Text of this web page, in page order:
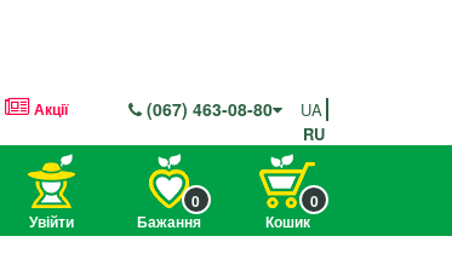
Акції (067) 463-08-80
UA
RU
Увійти Бажання
0
Кошик
0